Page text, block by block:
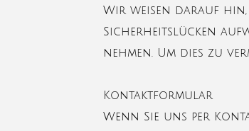
Wir weisen darauf hin,
Sicherheitslücken
nehmen. Um dies zu
Kontaktformular
Wenn Sie uns per